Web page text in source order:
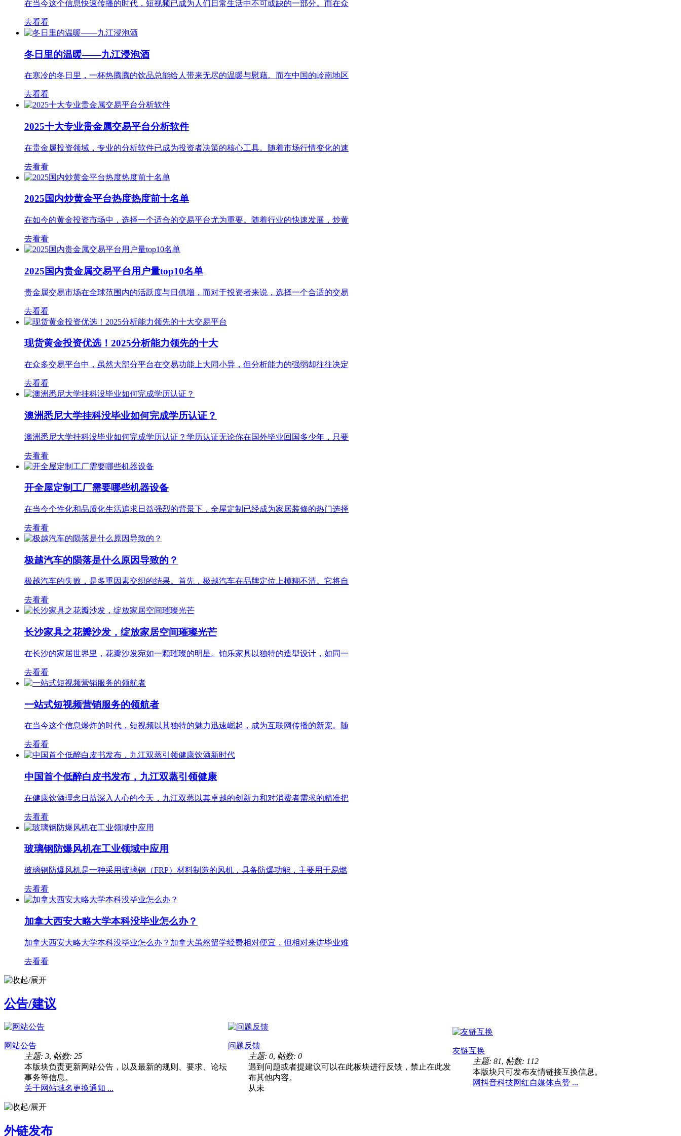
在当今这个信息快速传播的时代，短视频已成为人们日常生活中不可或缺的一部分。而在众
去看看
冬日里的温暖——九江浸泡酒
在寒冷的冬日里，一杯热腾腾的饮品总能给人带来无尽的温暖与慰藉。而在中国的岭南地区
去看看
2025十大专业贵金属交易平台分析软件
在贵金属投资领域，专业的分析软件已成为投资者决策的核心工具。随着市场行情变化的速
去看看
2025国内炒黄金平台热度热度前十名单
在如今的黄金投资市场中，选择一个适合的交易平台尤为重要。随着行业的快速发展，炒黄
去看看
2025国内贵金属交易平台用户量top10名单
贵金属交易市场在全球范围内的活跃度与日俱增，而对于投资者来说，选择一个合适的交易
去看看
现货黄金投资优选！2025分析能力领先的十大
在众多交易平台中，虽然大部分平台在交易功能上大同小异，但分析能力的强弱却往往决定
去看看
澳洲悉尼大学挂科没毕业如何完成学历认证？
澳洲悉尼大学挂科没毕业如何完成学历认证？学历认证无论你在国外毕业回国多少年，只要
去看看
开全屋定制工厂需要哪些机器设备
在当今个性化和品质化生活追求日益强烈的背景下，全屋定制已经成为家居装修的热门选择
去看看
极越汽车的陨落是什么原因导致的？
极越汽车的失败，是多重因素交织的结果。首先，极越汽车在品牌定位上模糊不清。它将自
去看看
长沙家具之花瓣沙发，绽放家居空间璀璨光芒
在长沙的家居世界里，花瓣沙发宛如一颗璀璨的明星。铂乐家具以独特的造型设计，如同一
去看看
一站式短视频营销服务的领航者
在当今这个信息爆炸的时代，短视频以其独特的魅力迅速崛起，成为互联网传播的新宠。随
去看看
中国首个低醉白皮书发布，九江双蒸引领健康
在健康饮酒理念日益深入人心的今天，九江双蒸以其卓越的创新力和对消费者需求的精准把
去看看
玻璃钢防爆风机在工业领域中应用
玻璃钢防爆风机是一种采用玻璃钢（FRP）材料制造的风机，具备防爆功能，主要用于易燃
去看看
加拿大西安大略大学本科没毕业怎么办？
加拿大西安大略大学本科没毕业怎么办？加拿大虽然留学经费相对便宜，但相对来讲毕业难
去看看
公告/建议
网站公告
主题: 3, 帖数: 25
本版块负责更新网站公告，以及最新的规则、要求、论坛
事务等信息。
关于网站域名更换通知 ...
问题反馈
主题: 0, 帖数: 0
遇到问题或者提建议可以在此板块进行反馈，禁止在此发
布其他内容。
从未
友链互换
主题: 81, 帖数: 112
本版块只可发布友情链接互换信息。
网抖音科技网红自媒体点赞 ...
外链发布